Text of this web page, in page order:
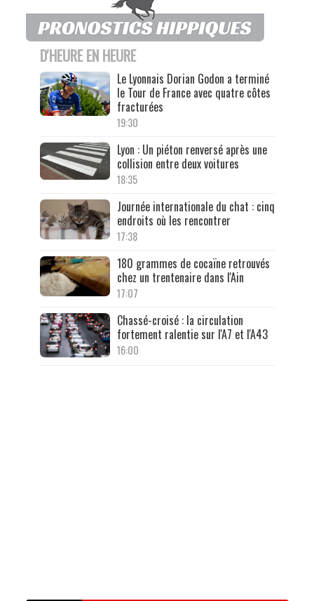
D'HEURE EN HEURE
Le Lyonnais Dorian Godon a terminé
le Tour de France avec quatre côtes
fracturées
19:30
Lyon : Un piéton renversé après une
collision entre deux voitures
18:35
Journée internationale du chat : cinq
endroits où les rencontrer
17:38
180 grammes de cocaïne retrouvés
chez un trentenaire dans l'Ain
17:07
Chassé-croisé : la circulation
fortement ralentie sur l'A7 et l'A43
16:00